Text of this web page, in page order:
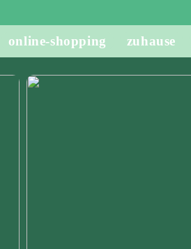
online-shopping zuhause